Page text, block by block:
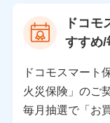
当社の対応品質向
個人情報保護
〒103-0013 東
バンネット日本
株式会社ドコモ
ドコモ
すすめ/
ドコモスマート
火災保険」のご
毎月抽選で「お